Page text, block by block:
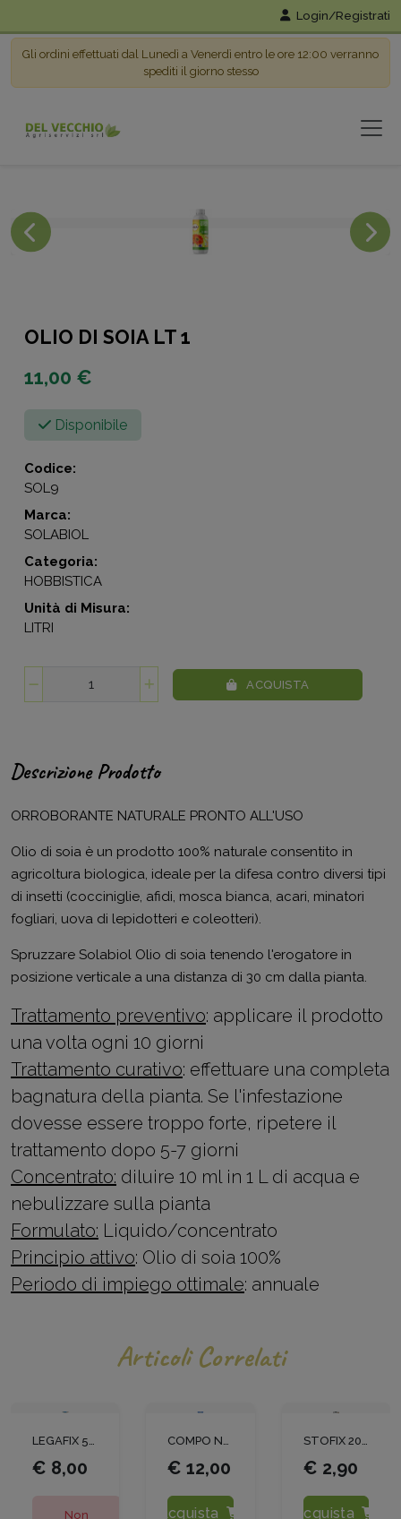
Login/Registrati
Gli ordini effettuati dal Lunedì a Venerdì entro le ore 12:00 verranno
spediti il giorno stesso
OLIO DI SOIA LT 1
11,00 €
Disponibile
Codice:
SOL9
Marca:
SOLABIOL
Categoria:
HOBBISTICA
Unità di Misura:
LITRI
ACQUISTA
Descrizione Prodotto
ORROBORANTE NATURALE PRONTO ALL'USO
Olio di soia è un prodotto 100% naturale consentito in
agricoltura biologica, ideale per la difesa contro diversi tipi
di insetti (cocciniglie, afidi, mosca bianca, acari, minatori
fogliari, uova di lepidotteri e coleotteri).
Spruzzare Solabiol Olio di soia tenendo l'erogatore in
posizione verticale a una distanza di 30 cm dalla pianta.
Trattamento preventivo: applicare il prodotto
una volta ogni 10 giorni
Trattamento curativo: effettuare una completa
bagnatura della pianta. Se l'infestazione
dovesse essere troppo forte, ripetere il
trattamento dopo 5-7 giorni
Concentrato: diluire 10 ml in 1 L di acqua e
nebulizzare sulla pianta
Formulato: Liquido/concentrato
Principio attivo: Olio di soia 100%
Periodo di impiego ottimale: annuale
Articoli Correlati
LEGAFIX 500 MT
€ 8,00
Non
COMPO NPK BLU KG.4
€ 12,00
Acquista
STOFIX 20 CM PLASTIFICATO
€ 2,90
Acquista